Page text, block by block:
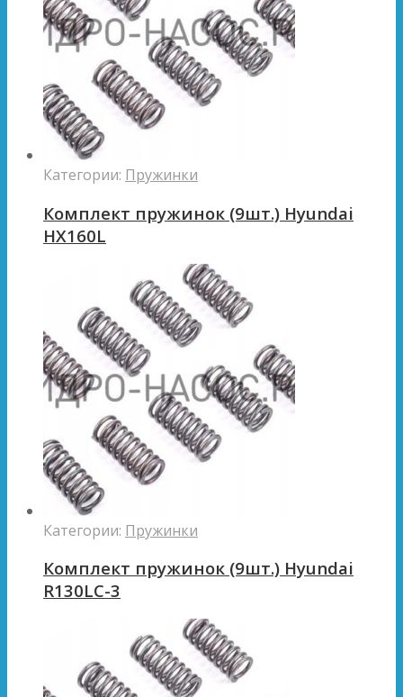
Категории: Пружинки
Комплект пружинок (9шт.) Hyundai
HX160L
Категории: Пружинки
Комплект пружинок (9шт.) Hyundai
R130LC-3